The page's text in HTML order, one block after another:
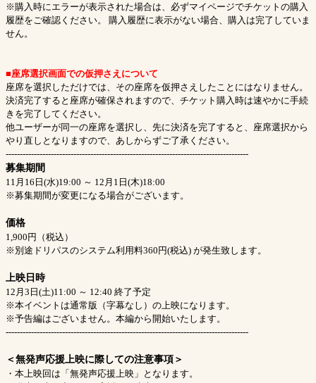
※購入時にエラーが表示された場合は、必ずマイページでチケットの購入
履歴をご確認ください。 購入履歴に表示がない場合、購入は完了していま
せん。
■座席選択画面での仮押さえについて
座席を選択しただけでは、その座席を仮押さえしたことにはなりません。
決済完了すると座席が確保されますので、チケット購入時は速やかに手続
きを完了してください。
他ユーザーが同一の座席を選択し、先に決済を完了すると、座席選択から
やり直しとなりますので、あしからずご了承ください。
--------------------------------------------------------------------------------------
募集期間
11月16日(水)19:00 ～ 12月1日(木)18:00
※募集期間が変更になる場合がございます。
価格
1,900円（税込）
※別途ドリパスのシステム利用料360円(税込) が発生致します。
上映日時
12月3日(土)11:00 ～ 12:40 終了予定
※本イベントは通常版（字幕なし）の上映になります。
※予告編はございません。本編から開始いたします。
--------------------------------------------------------------------------------------
＜無発声応援上映に際しての注意事項＞
・本上映回は「無発声応援上映」となります。